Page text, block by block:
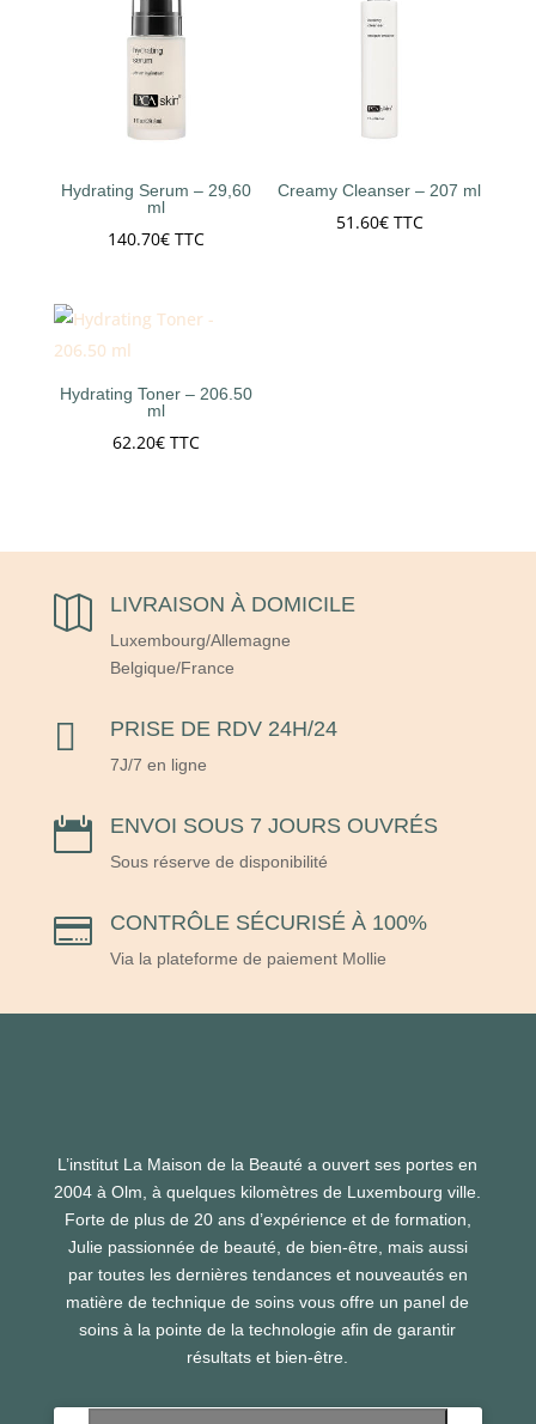
Hydrating Serum – 29,60
ml
140.70€ TTC
Creamy Cleanser – 207 ml
51.60€ TTC
Hydrating Toner – 206.50
ml
62.20€ TTC
 LIVRAISON À DOMICILE
Luxembourg/Allemagne
Belgique/France
 PRISE DE RDV 24H/24
7J/7 en ligne
 ENVOI SOUS 7 JOURS OUVRÉS
Sous réserve de disponibilité
 CONTRÔLE SÉCURISÉ À 100%
Via la plateforme de paiement Mollie
L’institut La Maison de la Beauté a ouvert ses portes en
2004 à Olm, à quelques kilomètres de Luxembourg ville.
Forte de plus de 20 ans d’expérience et de formation,
Julie passionnée de beauté, de bien-être, mais aussi
par toutes les dernières tendances et nouveautés en
matière de technique de soins vous offre un panel de
soins à la pointe de la technologie afin de garantir
résultats et bien-être.